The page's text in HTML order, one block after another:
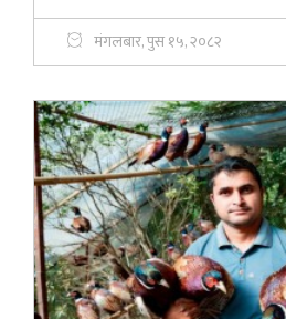
मंगलबार, पुस १५, २०८२